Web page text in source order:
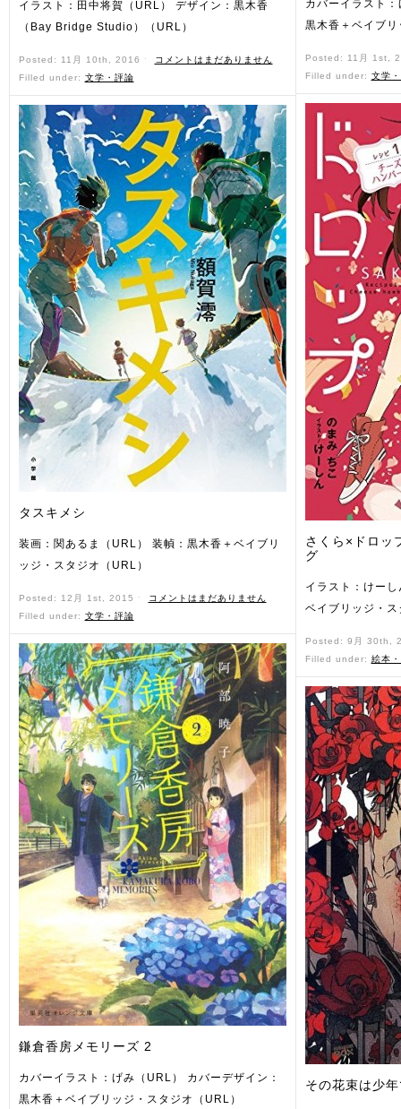
イラスト：田中将賀（URL） デザイン：黒木香
（Bay Bridge Studio）（URL）
Posted: 11月 10th, 2016 ˑ
コメントはまだありません
Filled under: 文学・評論
タスキメシ
装画：関あるま（URL） 装幀：黒木香＋ベイブリ
ッジ・スタジオ（URL）
Posted: 12月 1st, 2015 ˑ
コメントはまだありません
Filled under: 文学・評論
鎌倉香房メモリーズ 2
カバーイラスト：げみ（URL） カバーデザイン：
黒木香＋ベイブリッジ・スタジオ（URL）
カバーイラスト
黒木香＋ベイブ
Posted: 11月 1st,
Filled under: 文学
さくら×ドロッ
グ
イラスト：けー
ベイブリッジ・
Posted: 9月 30th,
Filled under: 絵本
その花束は少